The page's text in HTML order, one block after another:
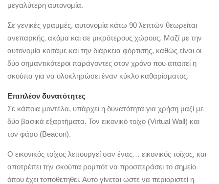
μεγαλύτερη αυτονομία.
Σε γενικές γραμμές, αυτονομία κάτω 90 λεπτών θεωρείται
ανεπαρκής, ακόμα και σε μικρότερους χώρους. Μαζί με την
αυτονομία κοιτάμε και την διάρκεια φόρτισης, καθώς είναι οι
δύο σημαντικότεροι παράγοντες στον χρόνο που απαιτεί η
σκούπα για να ολοκληρώσει έναν κύκλο καθαρίσματος.
Επιπλέον δυνατότητες
Σε κάποια μοντέλα, υπάρχει η δυνατότητα για χρήση μαζί με
δύο βασικά εξαρτήματα. Τον εικονικό τοίχο (Virtual Wall) και
τον φάρο (Beacon).
Ο εικονικός τοίχος λειτουργεί σαν ένας… εικονικός τοίχος, και
αποτρέπει την σκούπα ρομπότ να προσπεράσει το σημείο
όπου έχει τοποθετηθεί. Αυτό γίνεται ώστε να περιοριστεί η